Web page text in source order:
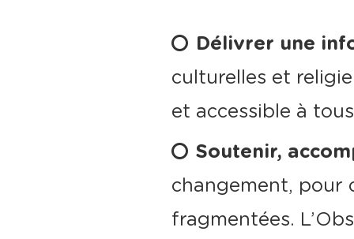
Délivrer une
culturelles et
et accessible à
Soutenir,
changement, pour
fragmentées.